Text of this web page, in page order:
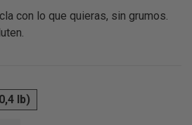
con lo que quieras, sin grumos.
lb)